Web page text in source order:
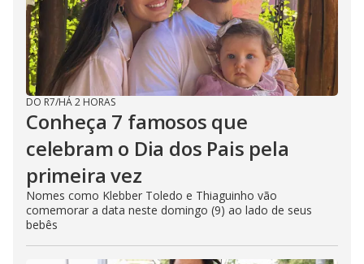
d
e
o
DO R7/HÁ 2 HORAS
Conheça 7 famosos que
celebram o Dia dos Pais pela
primeira vez
Nomes como Klebber Toledo e Thiaguinho vão
comemorar a data neste domingo (9) ao lado de seus
bebês